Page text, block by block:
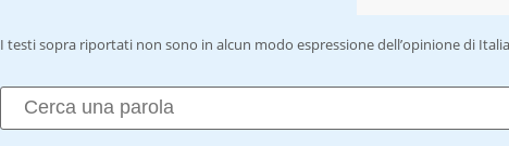
I testi sopra riportati non sono in alcun modo espressione dell’opinione di